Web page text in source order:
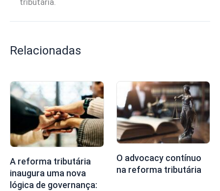
Relacionadas
A reforma tributária
inaugura uma nova
lógica de governança:
O advocacy contínuo
na reforma tributária